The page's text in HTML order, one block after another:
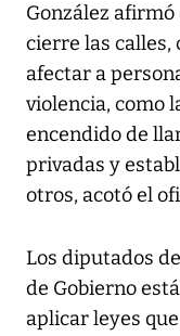
González
cierre las calles,
afectar a
violencia, como
encendido de
privadas y
otros, acotó el
Los diputados
de Gobierno
aplicar leyes